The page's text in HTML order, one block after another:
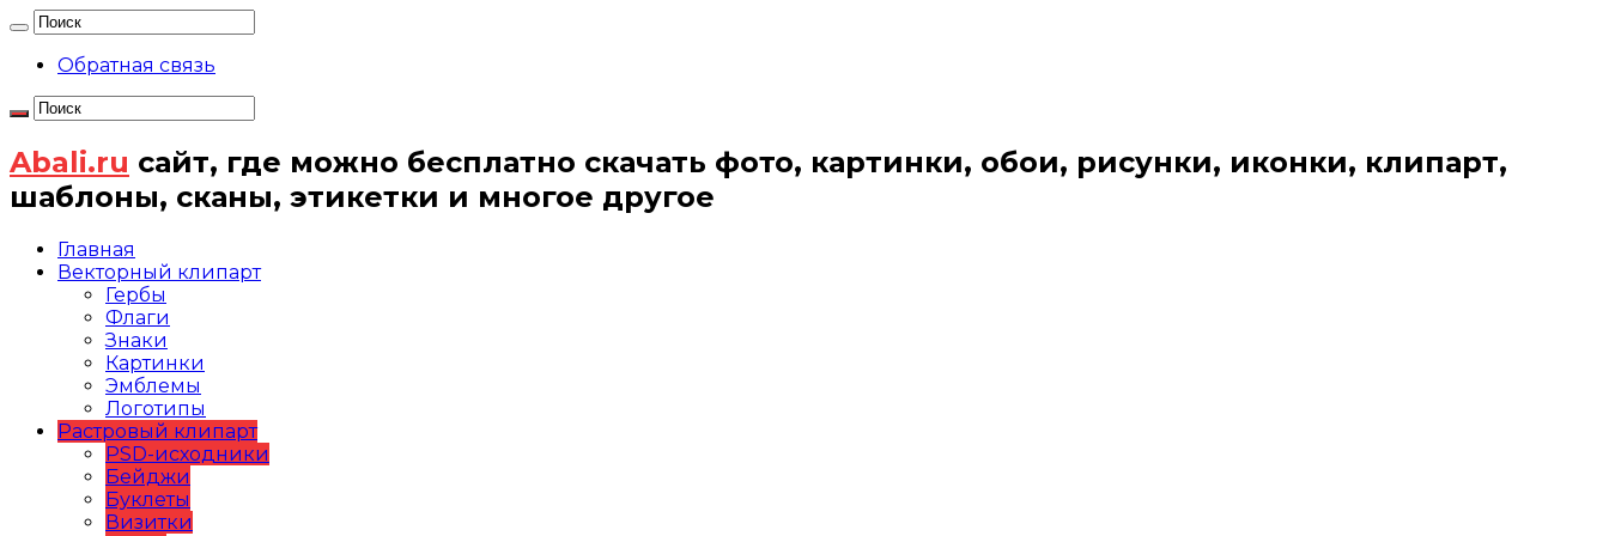
Обратная связь
Abali.ru сайт, где можно бесплатно скачать фото, картинки, обои, рисунки, иконки, клипарт,
шаблоны, сканы, этикетки и многое другое
Главная
Векторный клипарт
Гербы
Флаги
Знаки
Картинки
Эмблемы
Логотипы
Растровый клипарт
PSD-исходники
Бейджи
Буклеты
Визитки